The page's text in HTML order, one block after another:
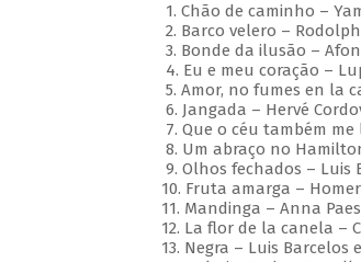
1. Chão de caminho –
2. Barco velero –
3. Bonde da ilusão –
4. Eu e meu coração –
5. Amor, no fumes en la
6. Jangada – Hervé
7. Que o céu também me
8. Um abraço no
9. Olhos fechados – Luis
10. Fruta amarga –
11. Mandinga – Anna
12. La flor de la canela –
13. Negra – Luis Barcelos